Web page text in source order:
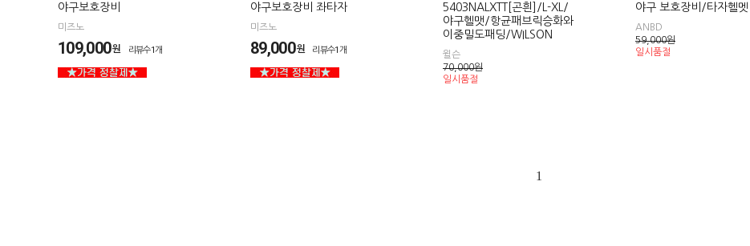
야구보호장비
미즈노
109,000원 리뷰수1개
야구보호장비 좌타자
미즈노
89,000원 리뷰수1개
5403NALXTT[곤흰]/L-XL/
야구헬맷/항균패브릭승화와
이중밀도패딩/WILSON
윌슨
70,000원
일시품절
야구 보호장비/타자헬멧
ANBD
59,000원
일시품절
1